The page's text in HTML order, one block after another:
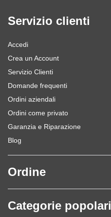
Servizio clienti
Accedi
Crea un Account
Servizio Clienti
Domande frequenti
Ordini aziendali
Ordini come privato
Garanzia e Riparazione
Blog
Ordine
Categorie popolari